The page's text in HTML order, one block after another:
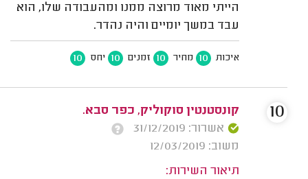
הייתי מאוד מרוצה ממנו ומהעבודה שלו, הוא
עבד במשך יומיים והיה נהדר.
איכות 10 מחיר 10 זמנים 10 יחס 10
קונסטנטין סוקוליק, כפר סבא.
אשרור: 31/12/2019
משוב: 12/03/2019
תיאור השירות:
10